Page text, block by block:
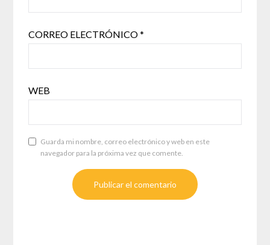
CORREO ELECTRÓNICO*
WEB
Guarda mi nombre, correo electrónico y web en este
navegador para la próxima vez que comente.